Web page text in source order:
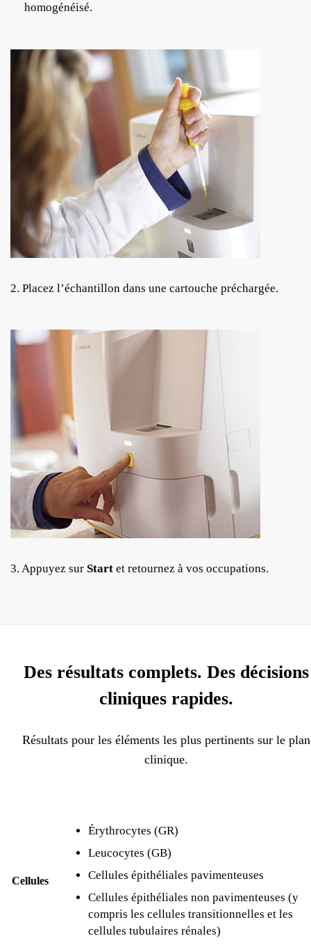
homogénéisé.
2. Placez l’échantillon dans une cartouche préchargée.
3. Appuyez sur Start et retournez à vos occupations.
Des résultats complets. Des décisions
cliniques rapides.
Résultats pour les éléments les plus pertinents sur le plan
clinique.
Cellules
Érythrocytes (GR)
Leucocytes (GB)
Cellules épithéliales pavimenteuses
Cellules épithéliales non pavimenteuses (y
compris les cellules transitionnelles et les
cellules tubulaires rénales)